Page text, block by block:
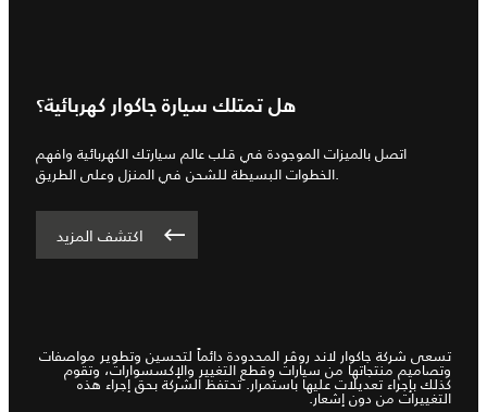
هل تمتلك سيارة جاكوار كهربائية؟
اتصل بالميزات الموجودة في قلب عالم سيارتك الكهربائية وافهم
الخطوات البسيطة للشحن في المنزل وعلى الطريق.
اكتشف المزيد
تسعى شركة جاكوار لاند روڤر المحدودة دائماً لتحسين وتطوير مواصفات
وتصاميم منتجاتها من سيارات وقطع التغيير والإكسسوارات، وتقوم
كذلك بإجراء تعديلات عليها باستمرار. تحتفظ الشركة بحق إجراء هذه
التغييرات من دون إشعار.